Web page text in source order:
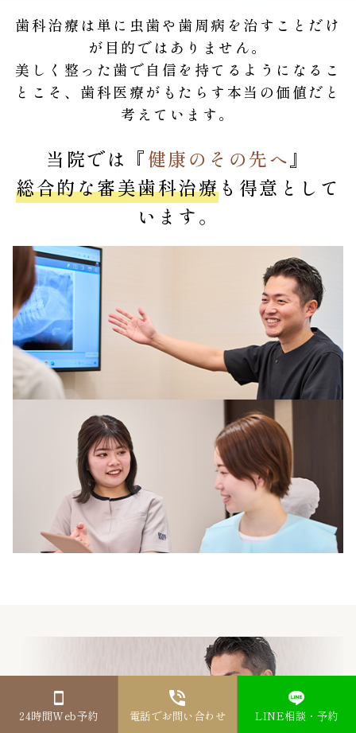
歯科治療は単に虫歯や歯周病を治すことだけ
が目的ではありません。
美しく整った歯で自信を持てるようになるこ
とこそ、歯科医療がもたらす本当の価値だと
考えています。
当院では『健康のその先へ 』
総合的な審美歯科治療も得意として
います。
24時間Web予約 電話でお問い合わせ LINE相談・予約